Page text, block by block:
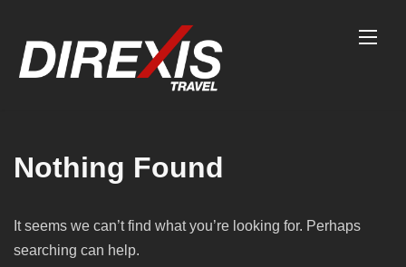
content
Nothing Found
It seems we can’t find what you’re looking for. Perhaps
searching can help.